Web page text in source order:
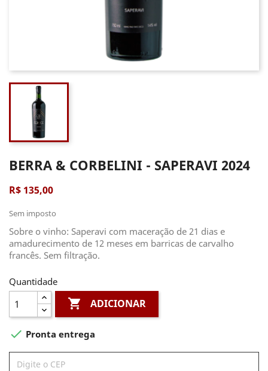
BERRA & CORBELINI - SAPERAVI 2024
R$ 135,00
Sem imposto
Sobre o vinho: Saperavi com maceração de 21 dias e
amadurecimento de 12 meses em barricas de carvalho
francês. Sem filtração.
Quantidade
 ADICIONAR
 Pronta entrega